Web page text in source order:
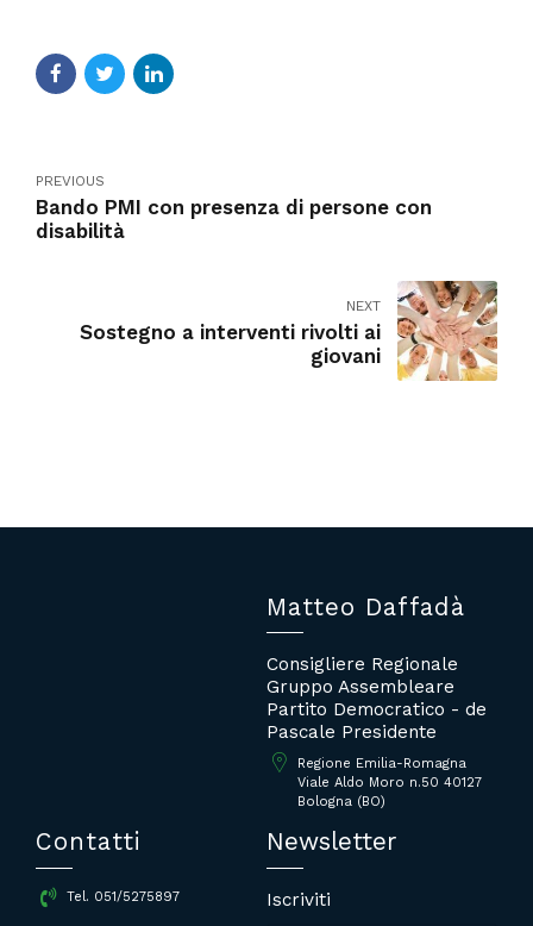
PREVIOUS
Bando PMI con presenza di persone con
disabilità
NEXT
Sostegno a interventi rivolti ai
giovani
Matteo Daffadà
Consigliere Regionale
Gruppo Assembleare
Partito Democratico - de
Pascale Presidente
Regione Emilia-Romagna
Viale Aldo Moro n.50 40127
Bologna (BO)
Contatti
Tel. 051/5275897
Newsletter
Iscriviti